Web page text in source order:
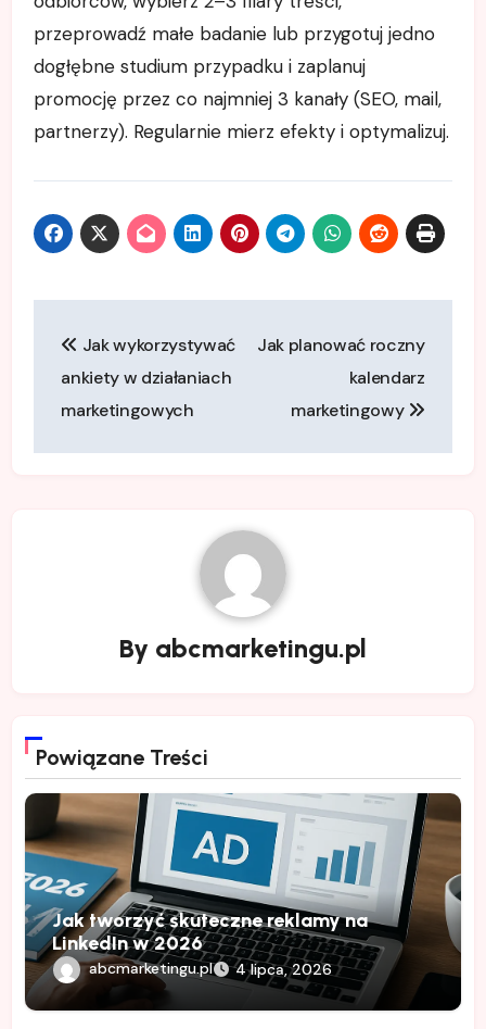
przeprowadź małe badanie lub przygotuj jedno
dogłębne studium przypadku i zaplanuj
promocję przez co najmniej 3 kanały (SEO, mail,
partnerzy). Regularnie mierz efekty i optymalizuj.
wpisu
Jak wykorzystywać
ankiety w działaniach
marketingowych
Jak planować roczny
kalendarz
marketingowy
By abcmarketingu.pl
Powiązane Treści
Jak tworzyć skuteczne reklamy na
LinkedIn w 2026
abcmarketingu.pl 4 lipca, 2026